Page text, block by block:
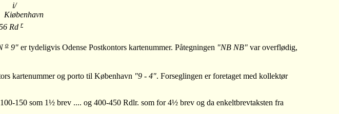
i/
Kiøbenhavn
Rd r
o9"er tydeligvis Odense Postkontors kartenummer. Påtegningen "NB NB"var overflødig,
kartenummer og porto til København "9 - 4". Forseglingen er foretaget med kollektør
150 som 1½ brev .... og 400-450 Rdlr. som for 4½ brev og da enkeltbrevtaksten fra